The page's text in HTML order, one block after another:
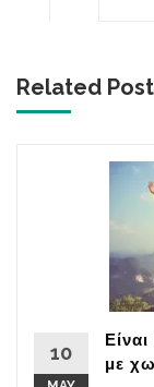
Related
10
με